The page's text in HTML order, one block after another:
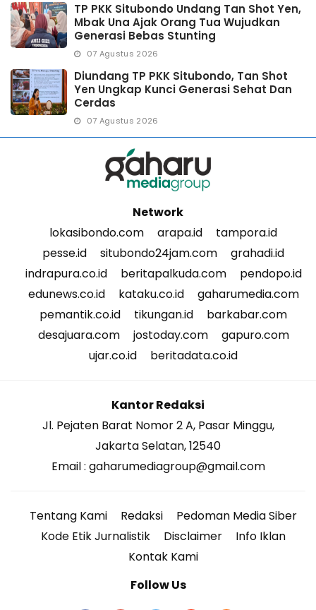
TP PKK Situbondo Undang Tan Shot Yen,
Mbak Una Ajak Orang Tua Wujudkan
Generasi Bebas Stunting
07 Agustus 2026
Diundang TP PKK Situbondo, Tan Shot
Yen Ungkap Kunci Generasi Sehat Dan
Cerdas
07 Agustus 2026
Network
lokasibondo.com
arapa.id
tampora.id
pesse.id
situbondo24jam.com
grahadi.id
indrapura.co.id
beritapalkuda.com
pendopo.id
edunews.co.id
kataku.co.id
gaharumedia.com
pemantik.co.id
tikungan.id
barkabar.com
desajuara.com
jostoday.com
gapuro.com
ujar.co.id
beritadata.co.id
Kantor Redaksi
Jl. Pejaten Barat Nomor 2 A, Pasar Minggu,
Jakarta Selatan, 12540
Email : gaharumediagroup@gmail.com
Tentang Kami Redaksi
Pedoman Media Siber
Kode Etik Jurnalistik
Disclaimer
Info Iklan
Kontak Kami
Follow Us